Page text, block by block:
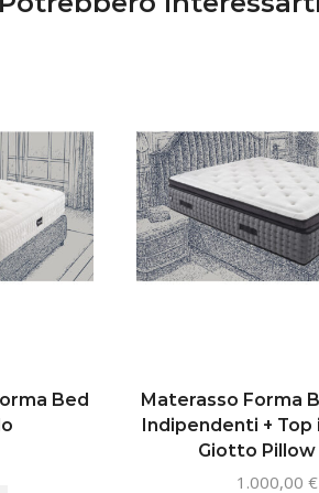
Bed
Materasso Forma
Indipendenti + Top
Giotto Pillow
1.000,00 €